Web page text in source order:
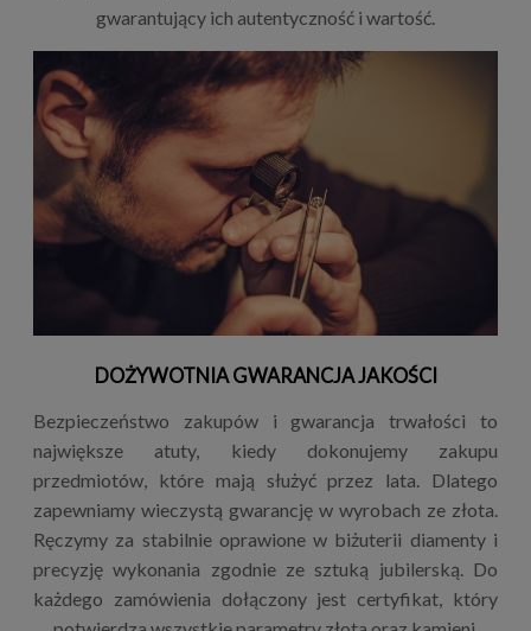
gwarantujący ich autentyczność i wartość.
DOŻYWOTNIA GWARANCJA JAKOŚCI
Bezpieczeństwo zakupów i gwarancja trwałości to
największe atuty, kiedy dokonujemy zakupu
przedmiotów, które mają służyć przez lata. Dlatego
zapewniamy wieczystą gwarancję w wyrobach ze złota.
Ręczymy za stabilnie oprawione w biżuterii diamenty i
precyzję wykonania zgodnie ze sztuką jubilerską. Do
każdego zamówienia dołączony jest certyfikat, który